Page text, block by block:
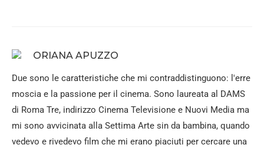
ORIANA APUZZO
Due sono le caratteristiche che mi contraddistinguono: l'erre
moscia e la passione per il cinema. Sono laureata al DAMS
di Roma Tre, indirizzo Cinema Televisione e Nuovi Media ma
mi sono avvicinata alla Settima Arte sin da bambina, quando
vedevo e rivedevo film che mi erano piaciuti per cercare una